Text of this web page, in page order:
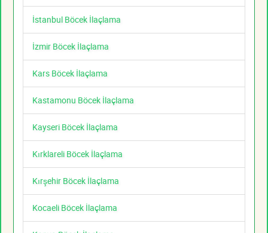
İstanbul Böcek İlaçlama
İzmir Böcek İlaçlama
Kars Böcek İlaçlama
Kastamonu Böcek İlaçlama
Kayseri Böcek İlaçlama
Kırklareli Böcek İlaçlama
Kırşehir Böcek İlaçlama
Kocaeli Böcek İlaçlama